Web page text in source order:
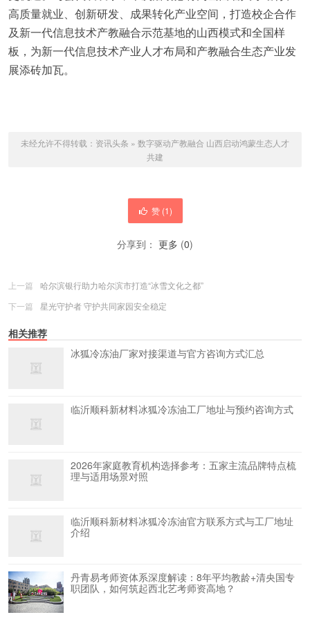
高质量就业、创新研发、成果转化产业空间，打造校企合作
及新一代信息技术产教融合示范基地的山西模式和全国样
板，为新一代信息技术产业人才布局和产教融合生态产业发
展添砖加瓦。
未经允许不得转载： 资讯头条 » 数字驱动产教融合 山西启动鸿蒙生态人才
共建
赞 (1)
分享到： 更多 (0)
上一篇
哈尔滨银行助力哈尔滨市打造“冰雪文化之都”
下一篇
星光守护者 守护共同家园安全稳定
相关推荐
冰狐冷冻油厂家对接渠道与官方咨询方式汇总
临沂顺科新材料冰狐冷冻油工厂地址与预约咨询方式
2026年家庭教育机构选择参考：五家主流品牌特点梳
理与适用场景对照
临沂顺科新材料冰狐冷冻油官方联系方式与工厂地址
介绍
丹青易考师资体系深度解读：8年平均教龄+清央国专
职团队，如何筑起西北艺考师资高地？